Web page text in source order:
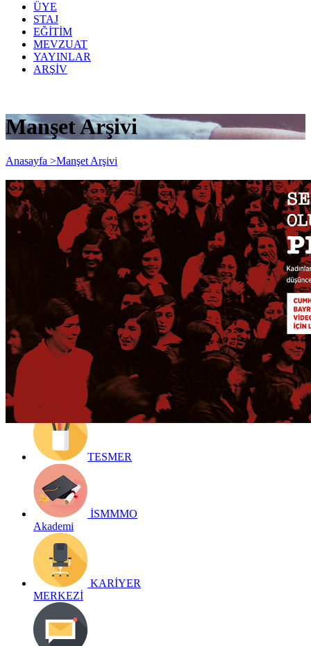
ÜYE
STAJ
EĞİTİM
MEVZUAT
YAYINLAR
ARŞİV
Manşet Arşivi
Anasayfa >Manşet Arşivi
Yayın Tarihi: 30 Ekim 2020
Detay bilgiler:https://youtu.be/l69nvs9x2HU
Geri Dön
TESMER
İSMMMO
Akademi
KARİYER
MERKEZİ